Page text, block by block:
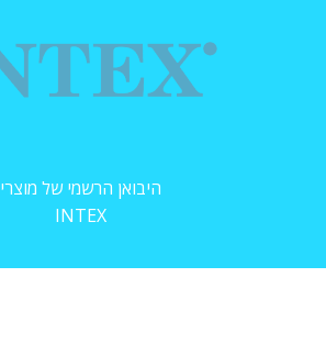
היבואן הרשמי של מוצרי
INTEX